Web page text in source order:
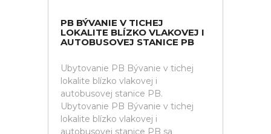
PB BÝVANIE V TICHEJ
LOKALITE BLÍZKO VLAKOVEJ I
AUTOBUSOVEJ STANICE PB
Ubytovanie PB Bývanie v tichej
lokalite blízko vlakovej i
autobusovej stanice PB.
Ubytovanie PB Bývanie v tichej
lokalite blízko vlakovej i
autobusovej stanice PB sa